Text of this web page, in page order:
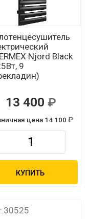
Njord Black
9
13 400
цена 14 100
КУПИТЬ